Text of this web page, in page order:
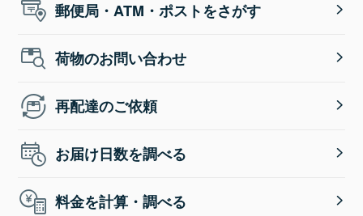
郵便局・ATM・ポストをさがす
荷物のお問い合わせ
再配達のご依頼
お届け日数を調べる
料金を計算・調べる